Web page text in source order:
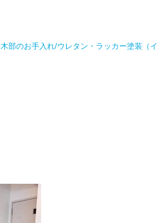
木部のお手入れ/ウレタン・ラッカー塗装（イ